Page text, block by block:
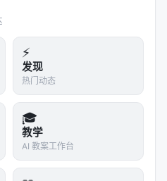
考和犹豫"，从而更有力量
留评论时平均拒绝起始点
评论后变成8.67——更早
终按到12级的次数，从14次
了。
无论保不保留评论、有
⚡
发现
热门动态
🎓
教学
AI 教案工作台